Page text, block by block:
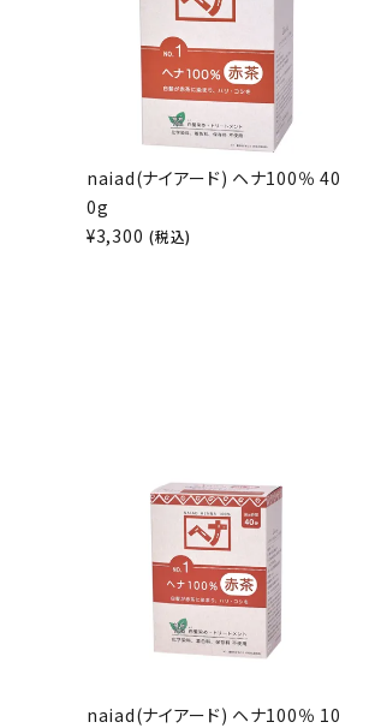
naiad(ナイアード) ヘナ100％ 40
0g
¥3,300 (税込)
naiad(ナイアード) ヘナ100％ 10